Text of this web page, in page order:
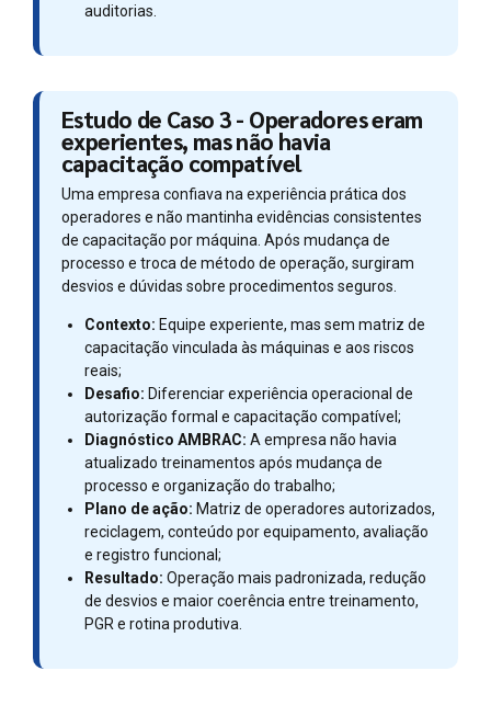
auditorias.
Estudo de Caso 3 - Operadores eram
experientes, mas não havia
capacitação compatível
Uma empresa confiava na experiência prática dos
operadores e não mantinha evidências consistentes
de capacitação por máquina. Após mudança de
processo e troca de método de operação, surgiram
desvios e dúvidas sobre procedimentos seguros.
Contexto: Equipe experiente, mas sem matriz de
capacitação vinculada às máquinas e aos riscos
reais;
Desafio: Diferenciar experiência operacional de
autorização formal e capacitação compatível;
Diagnóstico AMBRAC: A empresa não havia
atualizado treinamentos após mudança de
processo e organização do trabalho;
Plano de ação: Matriz de operadores autorizados,
reciclagem, conteúdo por equipamento, avaliação
e registro funcional;
Resultado: Operação mais padronizada, redução
de desvios e maior coerência entre treinamento,
PGR e rotina produtiva.